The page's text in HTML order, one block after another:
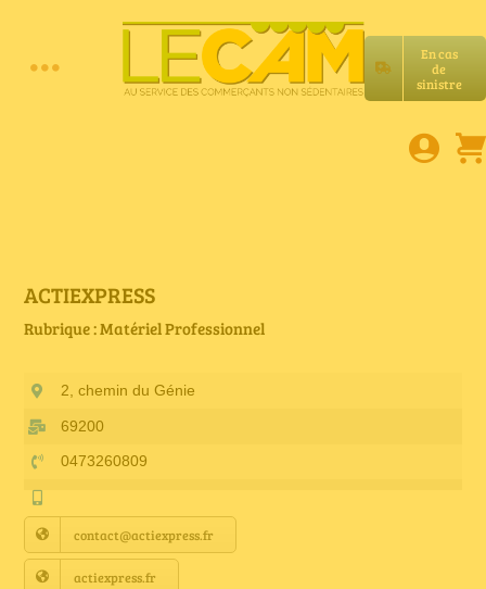
En cas
de
sinistre
Toggle
E-book
Petites annonces
Annuaire Fournisseurs
Actualités
ACTIEXPRESS
Rubrique : Matériel Professionnel
2, chemin du Génie
69200
0473260809
contact@actiexpress.fr
actiexpress.fr